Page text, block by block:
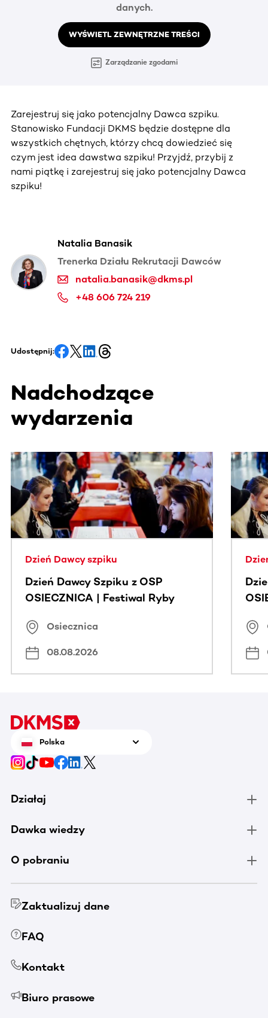
danych.
WYŚWIETL ZEWNĘTRZNE TREŚCI
Zarządzanie zgodami
Zarejestruj się jako potencjalny Dawca szpiku.
Stanowisko Fundacji DKMS będzie dostępne dla
wszystkich chętnych, którzy chcą dowiedzieć się
czym jest idea dawstwa szpiku! Przyjdź, przybij z
nami piątkę i zarejestruj się jako potencjalny Dawca
szpiku!
Natalia Banasik
Trenerka Działu Rekrutacji Dawców
natalia.banasik@dkms.pl
+48 606 724 219
Udostępnij:
Nadchodzące
wydarzenia
Ta sekcja zawiera treści przewijane w poziomie. Użyj
Dzień Dawcy szpiku
Dzień Dawcy Szpiku z OSP
OSIECZNICA | Festiwal Ryby
Osiecznica
08.08.2026
Polska
Działaj
Dawka wiedzy
O pobraniu
Zaktualizuj dane
FAQ
Kontakt
Biuro prasowe